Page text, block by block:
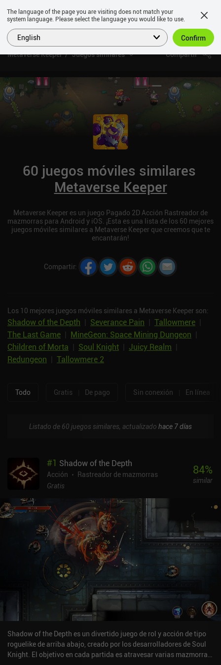
Metaverse Keeper Juegos similares Compartir
60 juegos móviles similares
Metaverse Keeper
Metaverse Keeper es un juego Pagado 2D Acción Rastreador de
mazmorras para Android y iOS. ¡Esta es una lista de los 60 mejores
juegos móviles similares a Metaverse Keeper que creemos que te
encantarán!
Compartir:
Los 10 mejores juegos móviles similares a Metaverse Keeper son:
Shadow of the Depth Severance Pain Tallowmere
The Last Game
MineGeon: Space Mining Dungeon
Children of Morta
Soul Knight Juicy Realm
Redungeon
Tallowmere 2
Todo Gratis De pago Sin conexión En línea
Listado de 60 juegos similares, actualizado hace 7 días
#1 Shadow of the Depth
Acción
Rastreador de mazmorras
Gratis
84%
similar
Shadow of the Depth es un divertido juego de rol y acción de tipo
roguelike de arriba abajo, creado por los desarrolladores de Soul
Knight. El objetivo en cada partida es atravesar varias mazmorras
The language of the page you are visiting does not match your
system language. Please select the language you would like to use.
English Confirm